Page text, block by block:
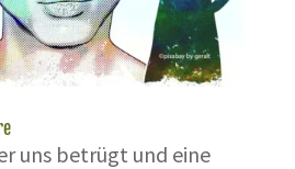
uns betrügt und eine